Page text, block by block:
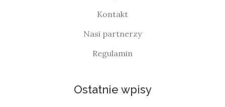
Kontakt
Nasi partnerzy
Regulamin
Ostatnie wpisy